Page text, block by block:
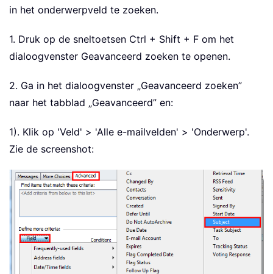
in het onderwerpveld te zoeken.
1. Druk op de sneltoetsen Ctrl + Shift + F om het
dialoogvenster Geavanceerd zoeken te openen.
2. Ga in het dialoogvenster „Geavanceerd zoeken”
naar het tabblad „Geavanceerd” en:
1). Klik op 'Veld' > 'Alle e-mailvelden' > 'Onderwerp'.
Zie de screenshot: